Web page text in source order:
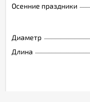
Осенние праздники
Диаметр
Длина